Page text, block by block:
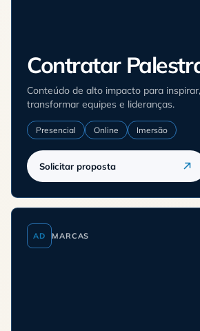
Contratar
Conteúdo de alto impacto para
transformar equipes e lideranças.
Presencial Online Imersão
Solicitar proposta
AD MARCAS